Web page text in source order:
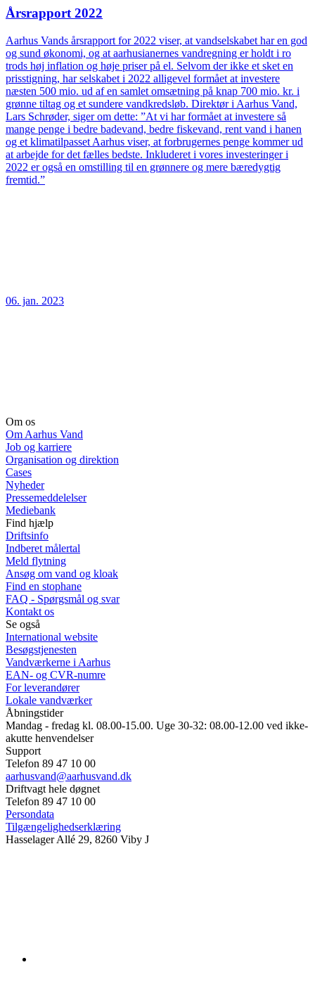
Årsrapport 2022
Aarhus Vands årsrapport for 2022 viser, at vandselskabet har en god
og sund økonomi, og at aarhusianernes vandregning er holdt i ro
trods høj inflation og høje priser på el. Selvom der ikke et sket en
prisstigning, har selskabet i 2022 alligevel formået at investere
næsten 500 mio. ud af en samlet omsætning på knap 700 mio. kr. i
grønne tiltag og et sundere vandkredsløb. Direktør i Aarhus Vand,
Lars Schrøder, siger om dette: ”At vi har formået at investere så
mange penge i bedre badevand, bedre fiskevand, rent vand i hanen
og et klimatilpasset Aarhus viser, at forbrugernes penge kommer ud
at arbejde for det fælles bedste. Inkluderet i vores investeringer i
2022 er også en omstilling til en grønnere og mere bæredygtig
fremtid.”
06. jan. 2023
Om os
Om Aarhus Vand
Job og karriere
Organisation og direktion
Cases
Nyheder
Pressemeddelelser
Mediebank
Find hjælp
Driftsinfo
Indberet målertal
Meld flytning
Ansøg om vand og kloak
Find en stophane
FAQ - Spørgsmål og svar
Kontakt os
Se også
International website
Besøgstjenesten
Vandværkerne i Aarhus
EAN- og CVR-numre
For leverandører
Lokale vandværker
Åbningstider
Mandag - fredag kl. 08.00-15.00. Uge 30-32: 08.00-12.00 ved ikke-
akutte henvendelser
Support
Telefon 89 47 10 00
aarhusvand@aarhusvand.dk
Driftvagt hele døgnet
Telefon 89 47 10 00
Persondata
Tilgængelighedserklæring
Hasselager Allé 29, 8260 Viby J